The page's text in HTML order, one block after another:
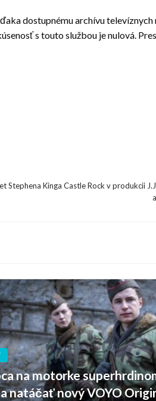
dostupnému archívu
s touto službou je nulová.
Stephena Kinga Castle Rock v produkcii
na motorke
natáčať nový VOYO